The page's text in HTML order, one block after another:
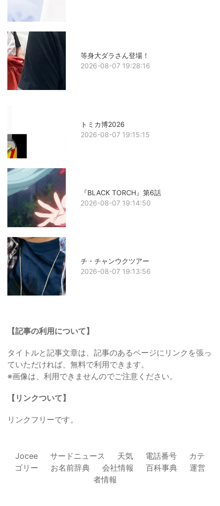
等身大ダラさん登場！
2026-08-07 19:28:16
トミカ博2026
2026-08-07 19:15:15
『BLACK TORCH』第6話
2026-08-07 19:14:50
チ・チャンウクツアー
2026-08-07 19:13:56
【記事の利用について】
タイトルと記事文章は、記事のあるページにリンクを張っ
ていただければ、無料で利用できます。
※画像は、利用できませんのでご注意ください。
【リンクついて】
リンクフリーです。
Jocee サードニュース 天気 電話番号
カテ
ゴリー
お名前辞典 会社情報 百科事典
運営
者情報